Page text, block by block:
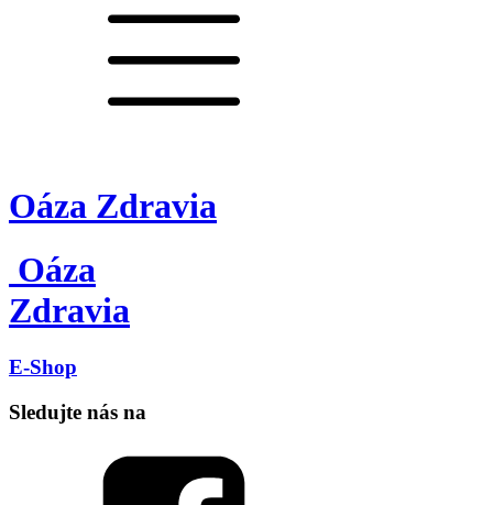
Oáza Zdravia
Oáza
Zdravia
E-Shop
Sledujte nás na